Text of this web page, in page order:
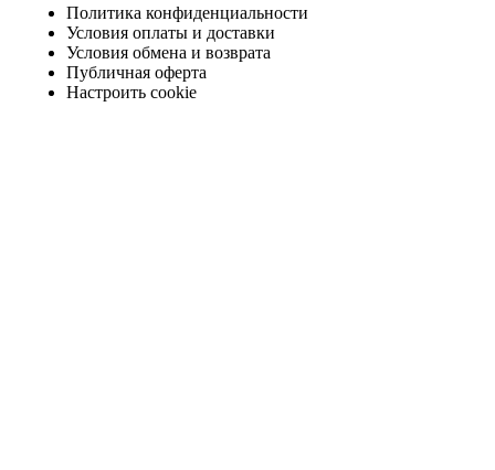
Политика конфиденциальности
Условия оплаты и доставки
Условия обмена и возврата
Публичная оферта
Настроить cookie